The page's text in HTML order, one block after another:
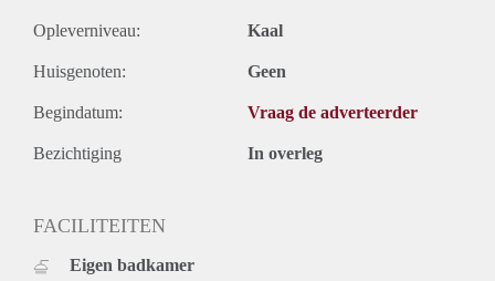
Opleverniveau: Kaal
Huisgenoten: Geen
Begindatum: Vraag de adverteerder
Bezichtiging In overleg
FACILITEITEN
Eigen badkamer